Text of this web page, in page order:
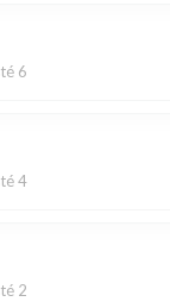
6
4
2